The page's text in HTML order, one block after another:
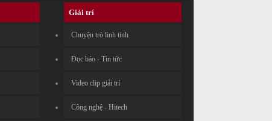
Giải trí
Chuyện trò linh tinh
Đọc báo - Tin tức
Video clip giải trí
Công nghệ - Hitech